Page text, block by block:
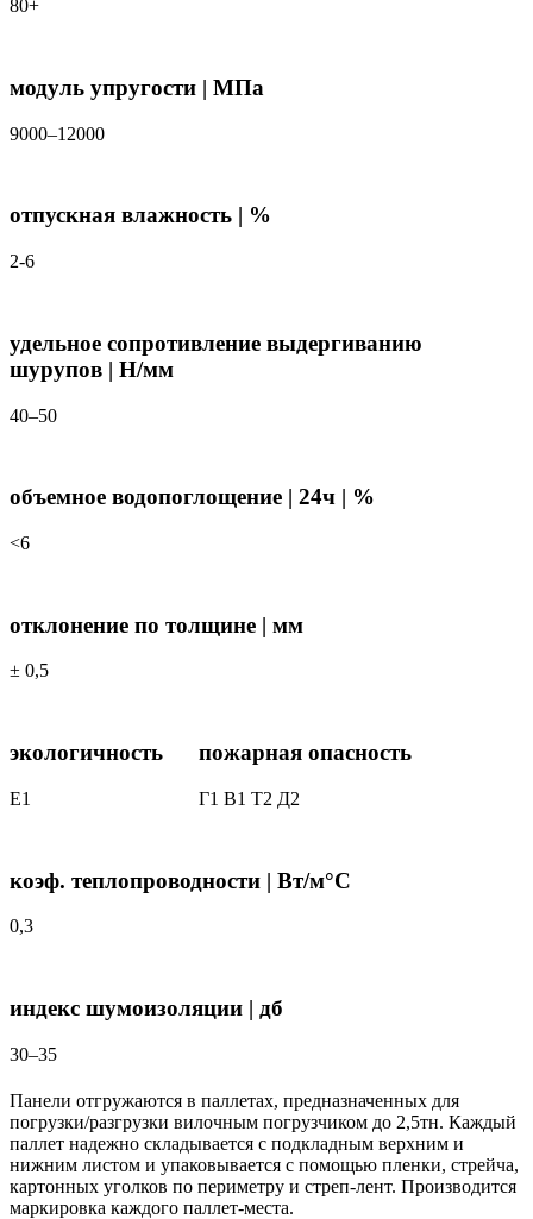
80+
модуль упругости | МПа
9000–12000
отпускная влажность | %
2-6
удельное сопротивление выдергиванию
шурупов | Н/мм
40–50
объемное водопоглощение | 24ч | %
<6
отклонение по толщине | мм
± 0,5
экологичность
Е1
пожарная опасность
Г1 В1 Т2 Д2
коэф. теплопроводности | Вт/м°С
0,3
индекс шумоизоляции | дб
30–35
Панели отгружаются в паллетах, предназначенных для
погрузки/разгрузки вилочным погрузчиком до 2,5тн. Каждый
паллет надежно складывается с подкладным верхним и
нижним листом и упаковывается с помощью пленки, стрейча,
картонных уголков по периметру и стреп-лент. Производится
маркировка каждого паллет-места.